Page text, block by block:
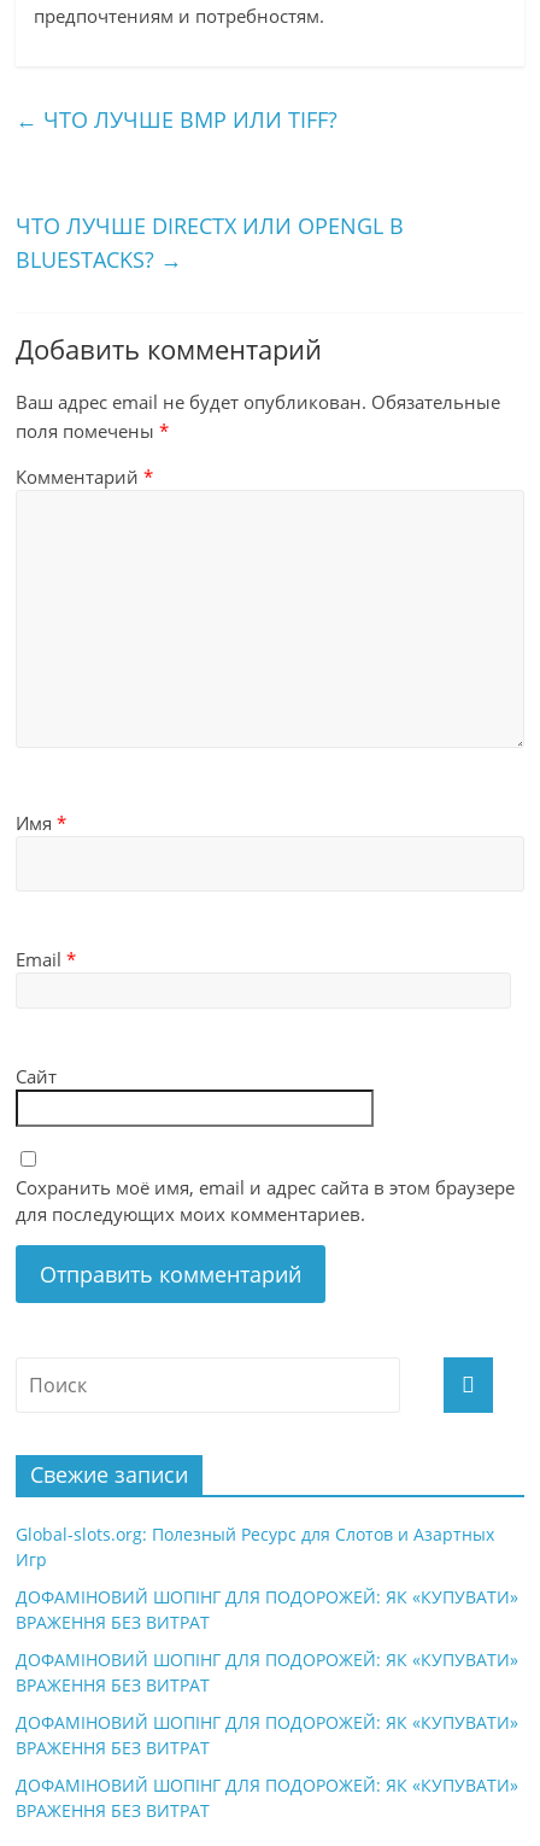
предпочтениям и потребностям.
← ЧТО ЛУЧШЕ BMP ИЛИ TIFF?
ЧТО ЛУЧШЕ DIRECTX ИЛИ OPENGL В
BLUESTACKS? →
Добавить комментарий
Ваш адрес email не будет опубликован. Обязательные
поля помечены*
Комментарий*
Имя*
Email*
Сайт
Сохранить моё имя, email и адрес сайта в этом браузере
для последующих моих комментариев.
Свежие записи
Global-slots.org: Полезный Ресурс для Слотов и Азартных
Игр
ДОФАМІНОВИЙ ШОПІНГ ДЛЯ ПОДОРОЖЕЙ: ЯК «КУПУВАТИ»
ВРАЖЕННЯ БЕЗ ВИТРАТ
ДОФАМІНОВИЙ ШОПІНГ ДЛЯ ПОДОРОЖЕЙ: ЯК «КУПУВАТИ»
ВРАЖЕННЯ БЕЗ ВИТРАТ
ДОФАМІНОВИЙ ШОПІНГ ДЛЯ ПОДОРОЖЕЙ: ЯК «КУПУВАТИ»
ВРАЖЕННЯ БЕЗ ВИТРАТ
ДОФАМІНОВИЙ ШОПІНГ ДЛЯ ПОДОРОЖЕЙ: ЯК «КУПУВАТИ»
ВРАЖЕННЯ БЕЗ ВИТРАТ